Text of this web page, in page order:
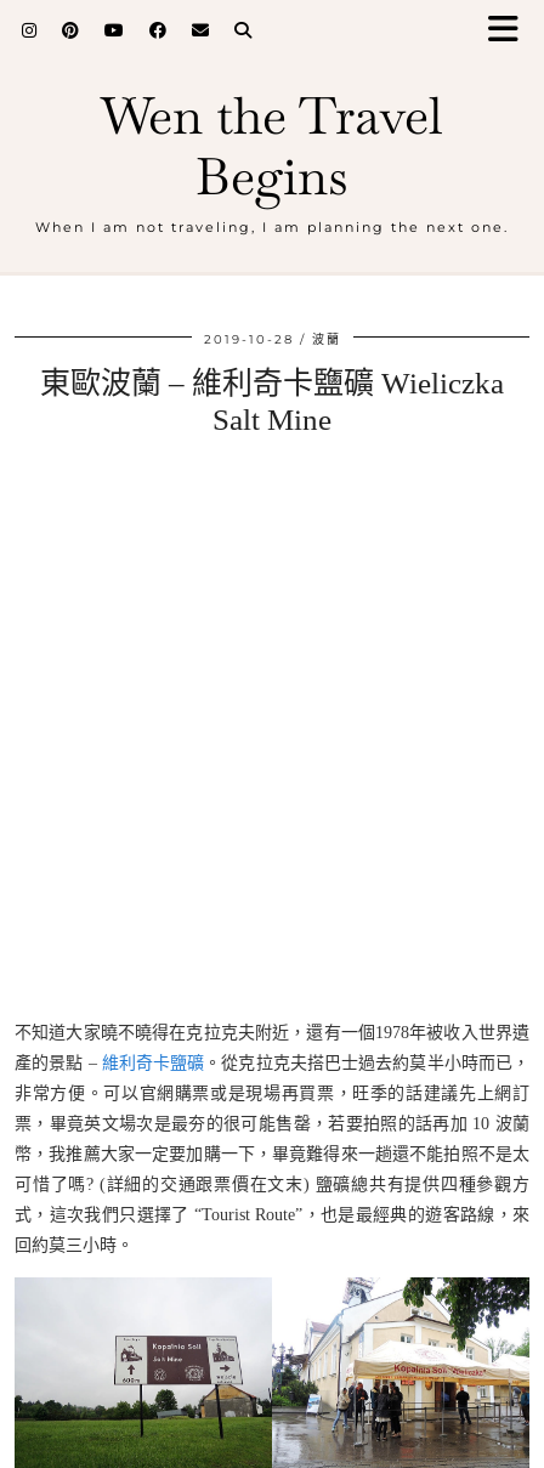
Wen the Travel
Begins
When I am not traveling, I am planning the next one.
2019-10-28 波蘭
東歐波蘭 – 維利奇卡鹽礦 Wieliczka
Salt Mine
不知道大家曉不曉得在克拉克夫附近，還有一個1978年被收入世界遺
產的景點 – 維利奇卡鹽礦 。從克拉克夫搭巴士過去約莫半小時而已，
非常方便。可以官網購票或是現場再買票，旺季的話建議先上網訂
票，畢竟英文場次是最夯的很可能售罄，若要拍照的話再加 10 波蘭
幣，我推薦大家一定要加購一下，畢竟難得來一趟還不能拍照不是太
可惜了嗎? (詳細的交通跟票價在文末) 鹽礦總共有提供四種參觀方
式，這次我們只選擇了 “Tourist Route”，也是最經典的遊客路線，來
回約莫三小時。